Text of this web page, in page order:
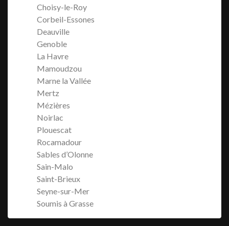
Choisy-le-Roy
Corbeil-Essones
Deauville
Genoble
La Havre
Mamoudzou
Marne la Vallée
Mertz
Mézières
Noirlac
Plouescat
Rocamadour
Sables d’Olonne
Sain-Malo
Saint-Brieux
Seyne-sur-Mer
Soumis à Grasse